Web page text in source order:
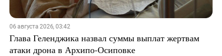
06 августа 2026, 03:42
Глава Геленджика назвал суммы выплат жертвам
атаки дрона в Архипо-Осиповке